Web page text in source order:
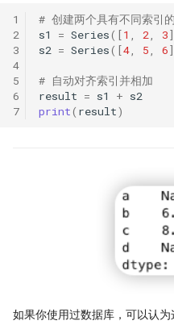
1
2
3
4
5
6
7
# 创建两个具有不同索引
s1
= Series([1 2 3],
s2 = Series([4 5 6],
# 自动对齐索引并相加
result = s1 + s2
print( result)
如果你使用过数据库，可以认为